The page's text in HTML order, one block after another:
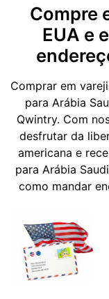
Compre
EUA e
Comprar em
para Arábia
Qwintry. Com
desfrutar da
americana e
para Arábia
como mandar